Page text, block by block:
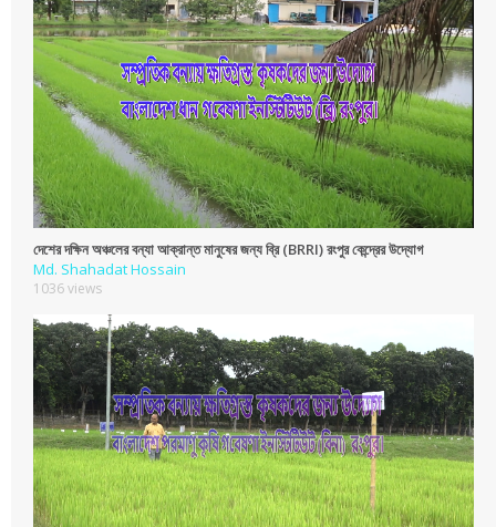
দেশের দক্ষিন অঞ্চলের বন্যা আক্রান্ত মানুষের জন্য ব্রি (BRRI) রংপুর কেন্দ্রের উদ্যোগ
Md. Shahadat Hossain
1036 views